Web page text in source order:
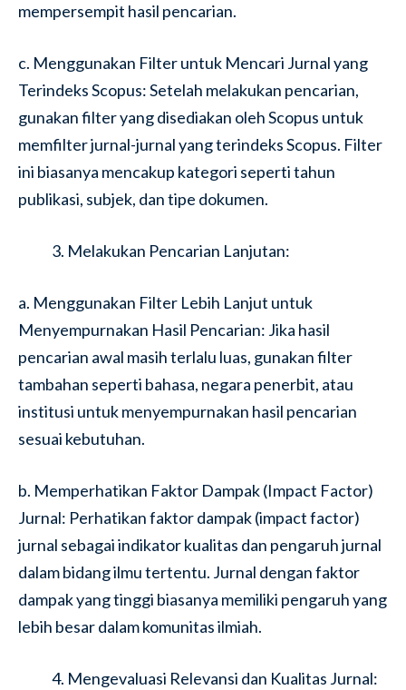
mempersempit hasil pencarian.
c. Menggunakan Filter untuk Mencari Jurnal yang
Terindeks Scopus: Setelah melakukan pencarian,
gunakan filter yang disediakan oleh Scopus untuk
memfilter jurnal-jurnal yang terindeks Scopus. Filter
ini biasanya mencakup kategori seperti tahun
publikasi, subjek, dan tipe dokumen.
Melakukan Pencarian Lanjutan:
a. Menggunakan Filter Lebih Lanjut untuk
Menyempurnakan Hasil Pencarian: Jika hasil
pencarian awal masih terlalu luas, gunakan filter
tambahan seperti bahasa, negara penerbit, atau
institusi untuk menyempurnakan hasil pencarian
sesuai kebutuhan.
b. Memperhatikan Faktor Dampak (Impact Factor)
Jurnal: Perhatikan faktor dampak (impact factor)
jurnal sebagai indikator kualitas dan pengaruh jurnal
dalam bidang ilmu tertentu. Jurnal dengan faktor
dampak yang tinggi biasanya memiliki pengaruh yang
lebih besar dalam komunitas ilmiah.
Mengevaluasi Relevansi dan Kualitas Jurnal: